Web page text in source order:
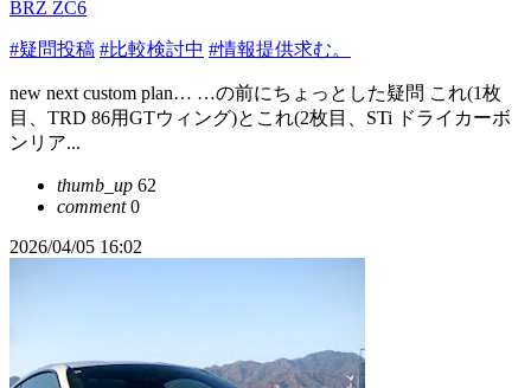
BRZ ZC6
#疑問投稿 #比較検討中 #情報提供求む。
new next custom plan… …の前にちょっとした疑問 これ(1枚
目、TRD 86用GTウィング)とこれ(2枚目、STi ドライカーボ
ンリア...
thumb_up 62
comment0
2026/04/05 16:02